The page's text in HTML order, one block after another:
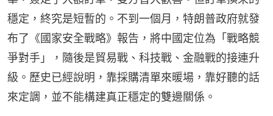
穩定，終究是短暫的。不到一個月，特朗普政府就發
布了《國家安全戰略》報告，將中國定位為「戰略競
爭對手」，隨後是貿易戰、科技戰、金融戰的接連升
級。歷史已經說明，靠採購清單來暖場，靠好聽的話
來定調，並不能構建真正穩定的雙邊關係。